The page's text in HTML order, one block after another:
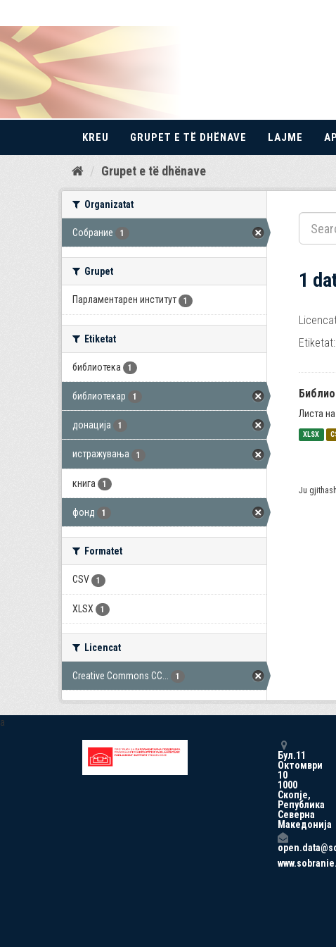
Kalo
KREU GRUPET E TË DHËNAVE LAJME
Grupet e të dhënave
Organizatat
Собрание 1
Grupet
Парламентарен институт 1
Etiketat
библиотека 1
библиотекар 1
донација 1
истражувања 1
книга 1
фонд 1
Formatet
CSV 1
XLSX 1
Licencat
Creative Commons CC... 1
1
Etiketat:
Листа
XLSX
Ju
a
Бул.11
Октомври
10
1000
Скопје,
Република
Северна
Македонија